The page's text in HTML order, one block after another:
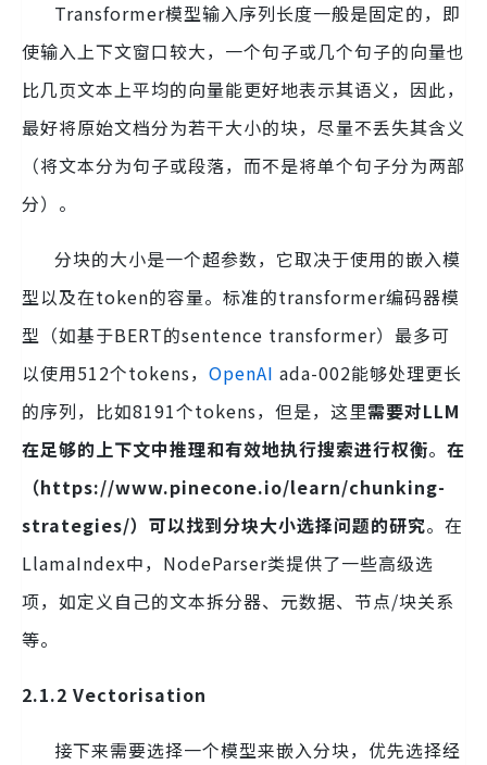
Transformer模型输入序列长度一般是固定的，即
使输入上下文窗口较大，一个句子或几个句子的向量也
比几页文本上平均的向量能更好地表示其语义，因此，
最好将原始文档分为若干大小的块，尽量不丢失其含义
（将文本分为句子或段落，而不是将单个句子分为两部
分）。
分块的大小是一个超参数，它取决于使用的嵌入模
型以及在token的容量。标准的transformer编码器模
型（如基于BERT的sentence transformer）最多可
以使用512个tokens， OpenAI ada-002能够处理更长
的序列，比如8191个tokens，但是，这里需要对LLM
在足够的上下文中推理和有效地执行搜索进行权衡。 在
（https://www.pinecone.io/learn/chunking-
strategies/）可以找到分块大小选择问题的研究。在
LlamaIndex中，NodeParser类提供了一些高级选
项，如定义自己的文本拆分器、元数据、节点/块关系
等。
2.1.2 Vectorisation
接下来需要选择一个模型来嵌入分块，优先选择经